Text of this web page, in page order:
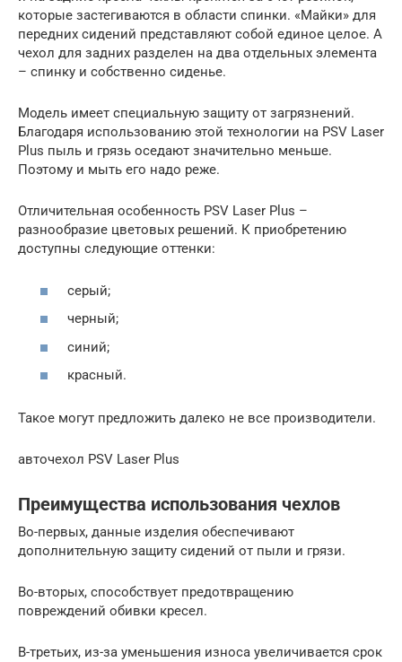
которые застегиваются в области спинки. «Майки» для
передних сидений представляют собой единое целое. А
чехол для задних разделен на два отдельных элемента
– спинку и собственно сиденье.
Модель имеет специальную защиту от загрязнений.
Благодаря использованию этой технологии на PSV Laser
Plus пыль и грязь оседают значительно меньше.
Поэтому и мыть его надо реже.
Отличительная особенность PSV Laser Plus –
разнообразие цветовых решений. К приобретению
доступны следующие оттенки:
серый;
черный;
синий;
красный.
Такое могут предложить далеко не все производители.
авточехол PSV Laser Plus
Преимущества использования чехлов
Во-первых, данные изделия обеспечивают
дополнительную защиту сидений от пыли и грязи.
Во-вторых, способствует предотвращению
повреждений обивки кресел.
В-третьих, из-за уменьшения износа увеличивается срок